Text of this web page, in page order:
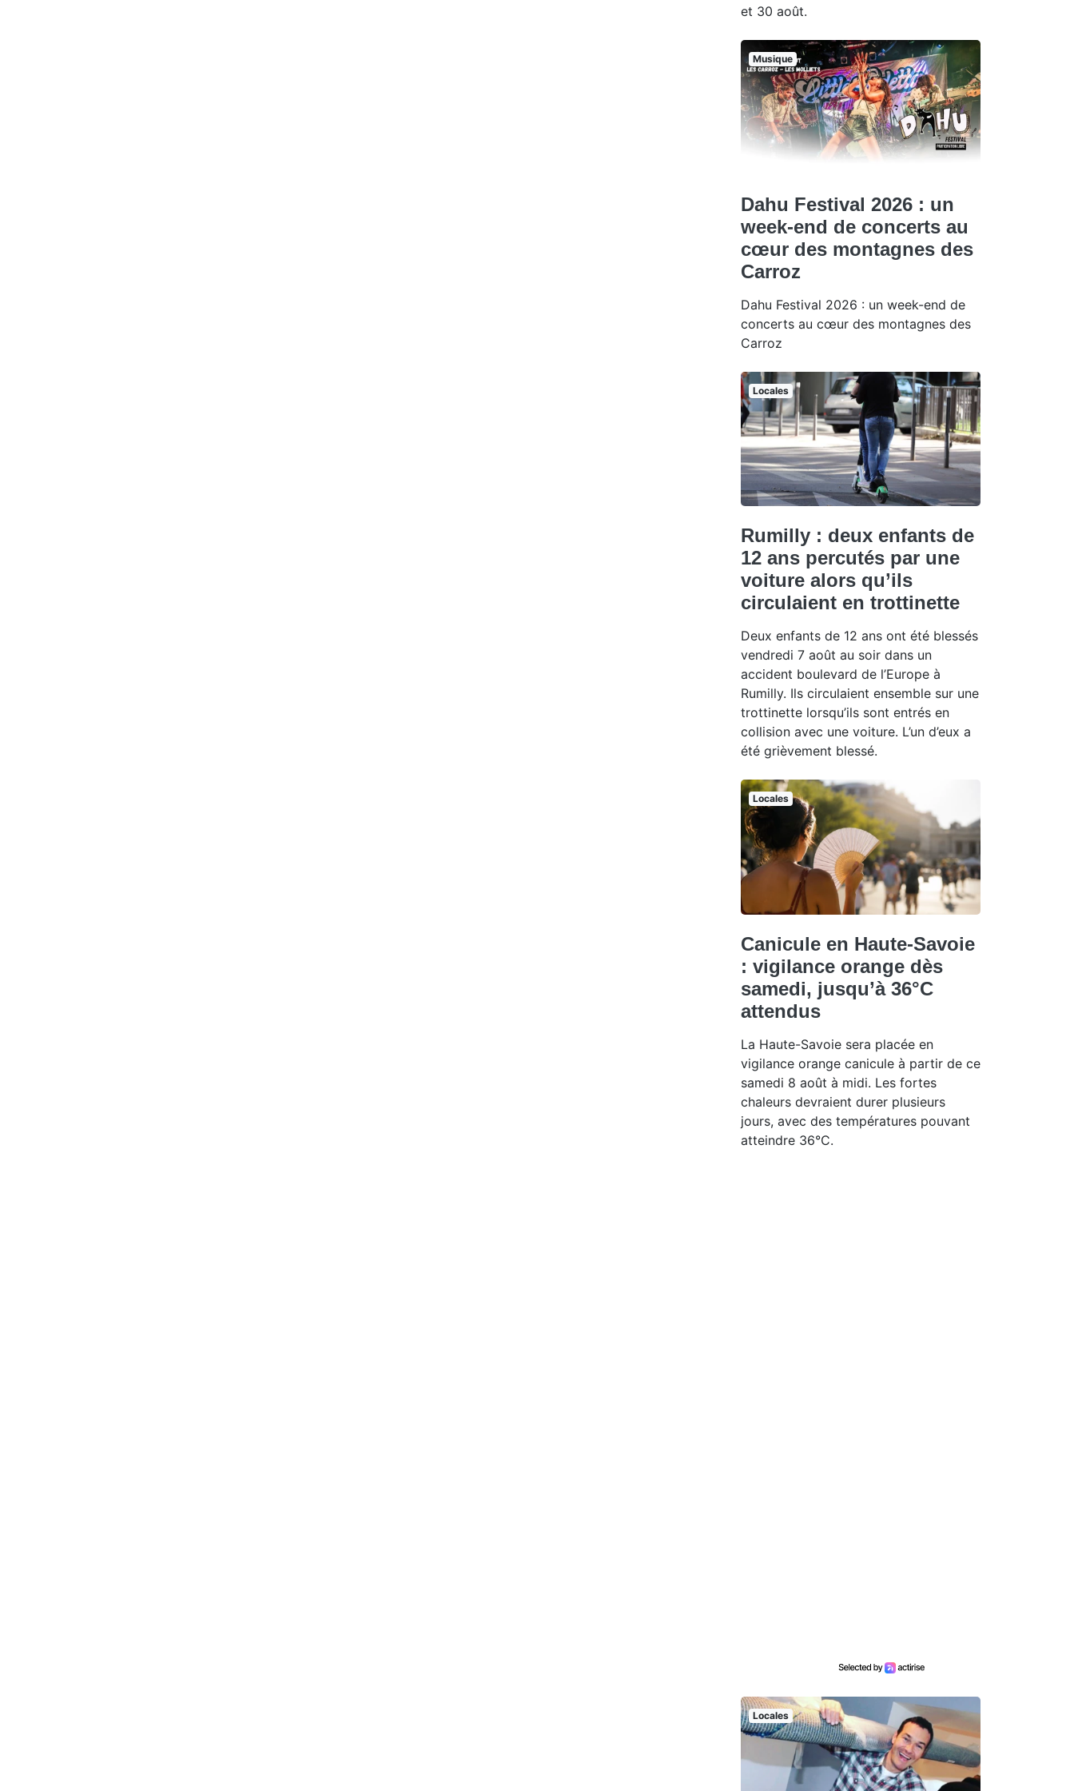
et 30 août.
Musique
Dahu Festival 2026 : un
week-end de concerts au
cœur des montagnes des
Carroz
Dahu Festival 2026 : un week-end de
concerts au cœur des montagnes des
Carroz
Locales
Rumilly : deux enfants de
12 ans percutés par une
voiture alors qu’ils
circulaient en trottinette
Deux enfants de 12 ans ont été blessés
vendredi 7 août au soir dans un
accident boulevard de l’Europe à
Rumilly. Ils circulaient ensemble sur une
trottinette lorsqu’ils sont entrés en
collision avec une voiture. L’un d’eux a
été grièvement blessé.
Locales
Canicule en Haute-Savoie
: vigilance orange dès
samedi, jusqu’à 36°C
attendus
La Haute-Savoie sera placée en
vigilance orange canicule à partir de ce
samedi 8 août à midi. Les fortes
chaleurs devraient durer plusieurs
jours, avec des températures pouvant
atteindre 36°C.
Locales